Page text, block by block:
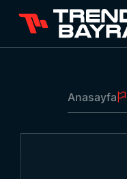
Anasayfa